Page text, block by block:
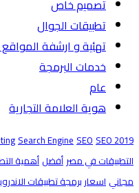
تصميم خاص
تطبيقات الجوال
تهئية و ارشفة المواقع SEO
خدمات البرمجة
عام
هوية العلامة التجارية
Search EngineSEOSEO 2019
التطبيقات في مصر أفضل أهمية
مجاني اسعار برمجة تطبيقات